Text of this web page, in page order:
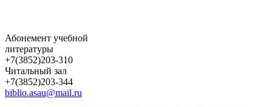
Абонемент учебной
литературы
+7(3852)203-310
Читальный зал
+7(3852)203-344
biblio.asau@mail.ru